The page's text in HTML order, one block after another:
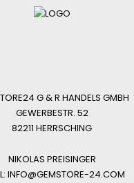
G & R HANDELS GMBH
GEWERBESTR. 52
82211 HERRSCHING
NIKOLAS PREISINGER
INFO@GEMSTORE-24.COM